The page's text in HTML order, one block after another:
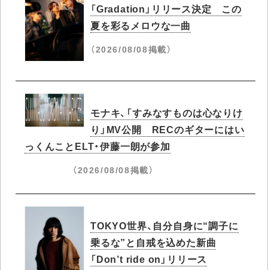
「Gradation」リリース決定 この
夏を彩るメロウな一曲
（2026/08/08掲載）
モナキ、「すみなすものは心なりけ
り」MV公開 RECのギターにはい
っくんことELT・伊藤一朗が参加
（2026/08/08掲載）
TOKYO世界、自分自身に“調子に
乗るな”と自戒を込めた新曲
「Don’t ride on」リリース